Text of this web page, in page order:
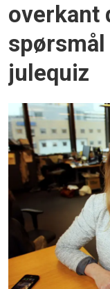
overkant
spørsmål
julequiz